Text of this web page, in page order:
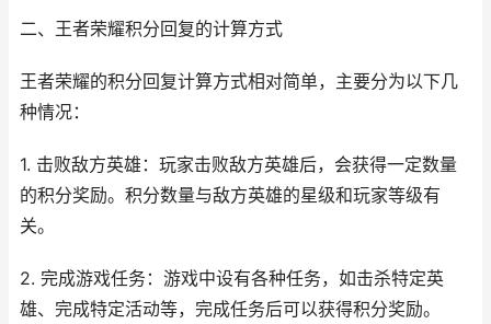
二、王者荣耀积分回复的计算方式
王者荣耀的积分回复计算方式相对简单，主要分为以下几
种情况：
1. 击败敌方英雄：玩家击败敌方英雄后，会获得一定数量
的积分奖励。积分数量与敌方英雄的星级和玩家等级有
关。
2. 完成游戏任务：游戏中设有各种任务，如击杀特定英
雄、完成特定活动等，完成任务后可以获得积分奖励。